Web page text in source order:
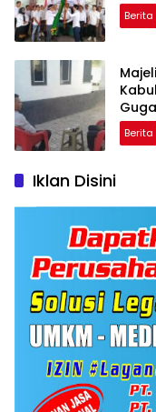
Berita
Berita
Iklan Disini